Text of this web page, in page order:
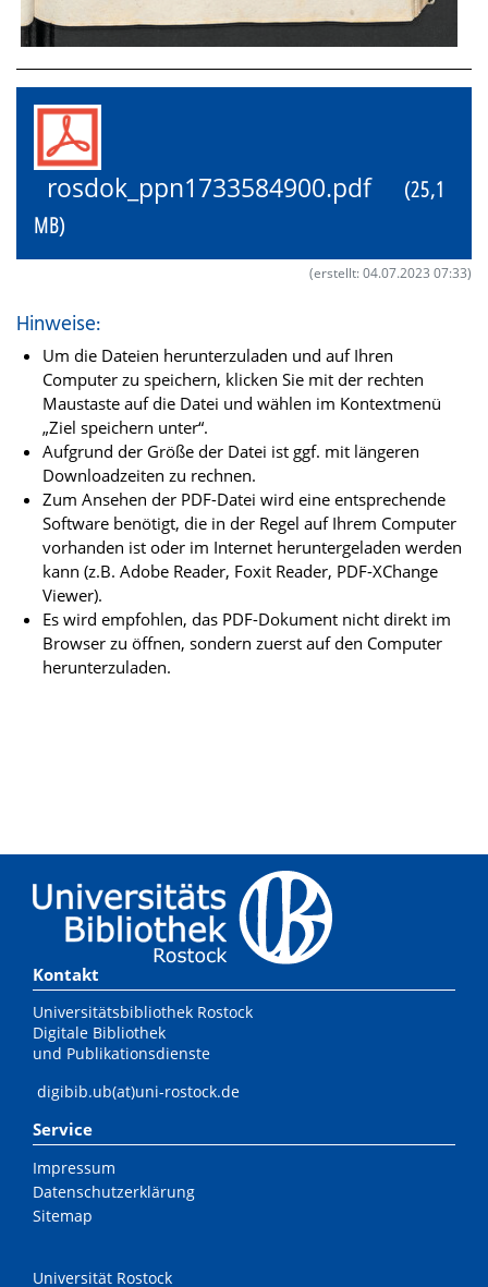
rosdok_ppn1733584900.pdf
(25,1
MB)
(erstellt: 04.07.2023 07:33)
Hinweise:
Um die Dateien herunterzuladen und auf Ihren
Computer zu speichern, klicken Sie mit der rechten
Maustaste auf die Datei und wählen im Kontextmenü
„Ziel speichern unter“.
Aufgrund der Größe der Datei ist ggf. mit längeren
Downloadzeiten zu rechnen.
Zum Ansehen der PDF-Datei wird eine entsprechende
Software benötigt, die in der Regel auf Ihrem Computer
vorhanden ist oder im Internet heruntergeladen werden
kann (z.B. Adobe Reader, Foxit Reader, PDF-XChange
Viewer).
Es wird empfohlen, das PDF-Dokument nicht direkt im
Browser zu öffnen, sondern zuerst auf den Computer
herunterzuladen.
Kontakt
Universitätsbibliothek Rostock
Digitale Bibliothek
und Publikationsdienste
digibib.ub(at)uni-rostock.de
Service
Impressum
Datenschutzerklärung
Sitemap
Universität Rostock